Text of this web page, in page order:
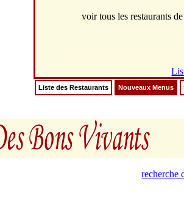
voir tous les restaurants
Liste des Restaurants Nouveaux Menus
recherche